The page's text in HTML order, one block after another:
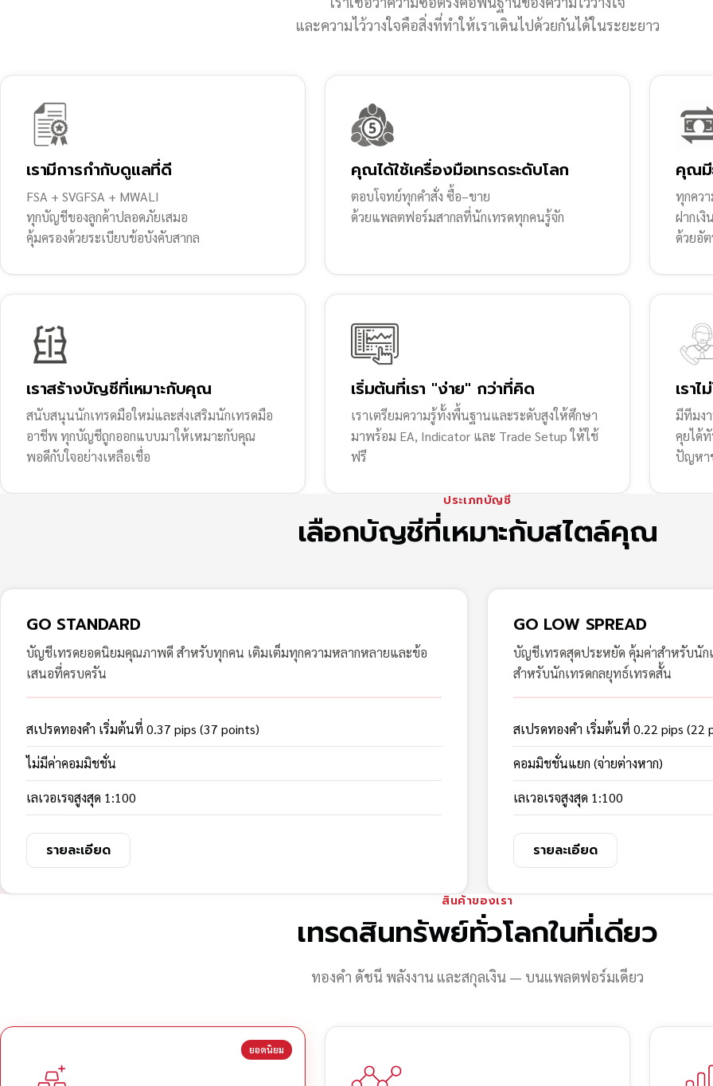
และความไว้วางใจคือสิ่งที่ทำให้เราเดินไปด้วยกันได้ในระยะยาว
เรามีการกำกับดูแลที่ดี
FSA + SVGFSA + MWALI
ทุกบัญชีของลูกค้าปลอดภัยเสมอ
คุ้มครองด้วยระเบียบข้อบังคับสากล
คุณได้ใช้เครื่องมือเทรดระดับโลก
ตอบโจทย์ทุกคำสั่ง ซื้อ–ขาย
ด้วยแพลตฟอร์มสากลที่นักเทรดทุกคนรู้จัก
คุณมี
ทุกควา
ฝากเงิ
ด้วยอั
เราสร้างบัญชีที่เหมาะกับคุณ
สนับสนุนนักเทรดมือใหม่และส่งเสริมนักเทรดมือ
อาชีพ ทุกบัญชีถูกออกแบบมาให้เหมาะกับคุณ
พอดีกับใจอย่างเหลือเชื่อ
เริ่มต้นที่เรา "ง่าย" กว่าที่คิด
เราเตรียมความรู้ทั้งพื้นฐานและระดับสูงให้ศึกษา
มาพร้อม EA, Indicator และ Trade Setup ให้ใช้
ฟรี
เรา
มีทีมง
คุยได้
ปัญหา
ประเภทบัญชี
เลือกบัญชีที่เหมาะกับสไตล์คุณ
GO STANDARD
บัญชีเทรดยอดนิยมคุณภาพดี สำหรับทุกคน เติมเต็มทุกความหลากหลายและข้อ
เสนอที่ครบครัน
สเปรดทองคำ เริ่มต้นที่ 0.37 pips (37 points)
ไม่มีค่าคอมมิชชั่น
เลเวอเรจสูงสุด 1:100
รายละเอียด
GO LOW SPREAD
บัญชีเทรดสุดประหยัด คุ้มค่าสำหรับนัก
สำหรับนักเทรดกลยุทธ์เทรดสั้น
สเปรดทองคำ เริ่มต้นที่ 0.22 pips (22
คอมมิชชั่นแยก (จ่ายต่างหาก)
เลเวอเรจสูงสุด 1:100
รายละเอียด
สินค้าของเรา
เทรดสินทรัพย์ทั่วโลกในที่เดียว
ทองคำ ดัชนี พลังงาน และสกุลเงิน — บนแพลตฟอร์มเดียว
ยอดนิยม